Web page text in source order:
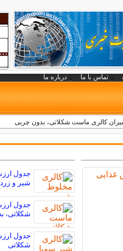
تماس با ما درباره ما
کالری ماست شکلاتی، بدون چربی
جدول
شیر و
جدول
شکلاتی،
جدول
شکلاتی